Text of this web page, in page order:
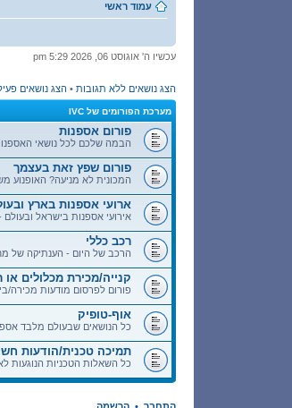
עמוד ראשי
עכשיו ה' אוגוסט 06, 2026 5:29 pm
הצג נושאים ללא תגובות • הצג נושאים
מערכת הפורומים של IVC
פורום אספנות
הבמה שלכם לכל נושאי
פורום שפץ זאת בעצמך
המכונית לא מניעה? האופנוע
ארועי אספנות בארץ
אירועי אספנות בישראל
רכב כללי
הרכב של היום - הענתיקה של
קנייה/מכירת מכלולים או
פורום לפרסום מודעות מכירה/
אוף-טופיק
כל הנושאים שבעולם מלבד
תמיכה טכנית/הודעות
כל השאלות הטכניות הנוגעות
התחבר •הרשמה